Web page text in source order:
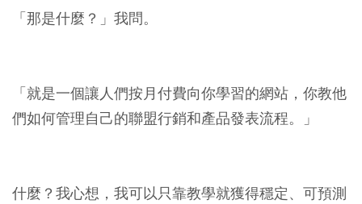
「那是什麼？」我問。
「就是一個讓人們按月付費向你學習的網站，你教他
們如何管理自己的聯盟行銷和產品發表流程。」
什麼？我心想，我可以只靠教學就獲得穩定、可預測